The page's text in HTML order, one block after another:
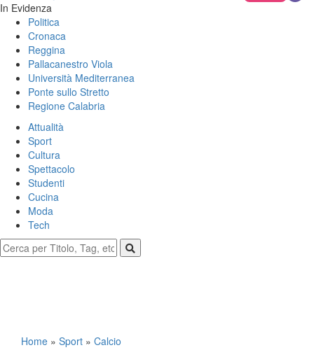
In Evidenza
Politica
Cronaca
Reggina
Pallacanestro Viola
Università Mediterranea
Ponte sullo Stretto
Regione Calabria
Attualità
Sport
Cultura
Spettacolo
Studenti
Cucina
Moda
Tech
Home » Sport » Calcio